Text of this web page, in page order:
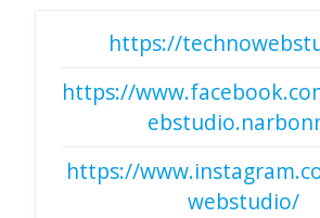
https://
https://
https://
webstudio/